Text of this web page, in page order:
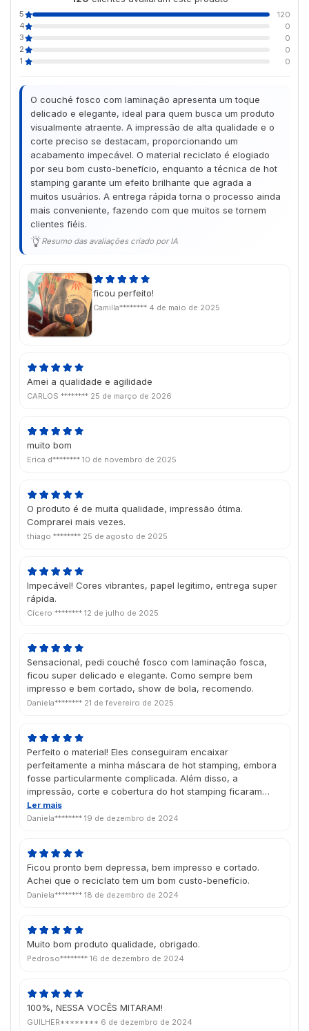
5
120
4
0
3
0
2
0
1
0
O couché fosco com laminação apresenta um toque
delicado e elegante, ideal para quem busca um produto
visualmente atraente. A impressão de alta qualidade e o
corte preciso se destacam, proporcionando um
acabamento impecável. O material reciclato é elogiado
por seu bom custo-benefício, enquanto a técnica de hot
stamping garante um efeito brilhante que agrada a
muitos usuários. A entrega rápida torna o processo ainda
mais conveniente, fazendo com que muitos se tornem
clientes fiéis.
Resumo das avaliações criado por IA
ficou perfeito!
Camilla******** 4 de maio de 2025
Amei a qualidade e agilidade
CARLOS ******** 25 de março de 2026
muito bom
Erica d******** 10 de novembro de 2025
O produto é de muita qualidade, impressão ótima.
Comprarei mais vezes.
thiago ******** 25 de agosto de 2025
Impecável! Cores vibrantes, papel legitimo, entrega super
rápida.
Cícero ******** 12 de julho de 2025
Sensacional, pedi couché fosco com laminação fosca,
ficou super delicado e elegante. Como sempre bem
impresso e bem cortado, show de bola, recomendo.
Daniela******** 21 de fevereiro de 2025
Perfeito o material! Eles conseguiram encaixar
perfeitamente a minha máscara de hot stamping, embora
fosse particularmente complicada. Além disso, a
impressão, corte e cobertura do hot stamping ficaram
muito bons. Chegou antes do esperado, bem em tempo
pro Natal, estou muito satisfeita com o trabalho da Futura
Ler mais
Daniela******** 19 de dezembro de 2024
Ficou pronto bem depressa, bem impresso e cortado.
Achei que o reciclato tem um bom custo-benefício.
Daniela******** 18 de dezembro de 2024
Muito bom produto qualidade, obrigado.
Pedroso******** 16 de dezembro de 2024
100%, NESSA VOCÊS MITARAM!
GUILHER******** 6 de dezembro de 2024